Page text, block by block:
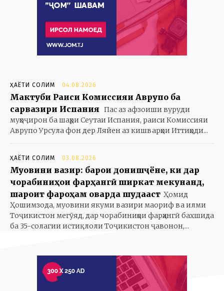
ҲАЁТИ СОЛИМ 04.08.2026
Мактуби Раиси Комиссияи Аврупо ба
сарвазири Испания Пас аз афзоиши вуруди
муҳоҷирон ба шаҳри Сеутаи Испания, раиси Комиссияи
Аврупо Урсула фон дер Ляйен аз кишварҳои Иттиҳоди...
ҲАЁТИ СОЛИМ 03.08.2026
Муовини вазир: барои донишҷӯёне, ки дар
чорабиниҳои фарҳангӣ ширкат мекунанд,
шароит фароҳам оварда шудааст Ҳомид
Ҳошимзода, муовини якуми вазири маориф ва илми
Тоҷикистон мегӯяд, дар чорабиниҳои фарҳангӣ бахшида
ба 35-солагии истиқлоли Тоҷикистон ҷавонон,...